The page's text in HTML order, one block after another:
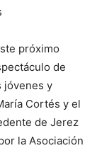
próximo
de
jóvenes y
Cortés y el
de Jerez
la Asociación